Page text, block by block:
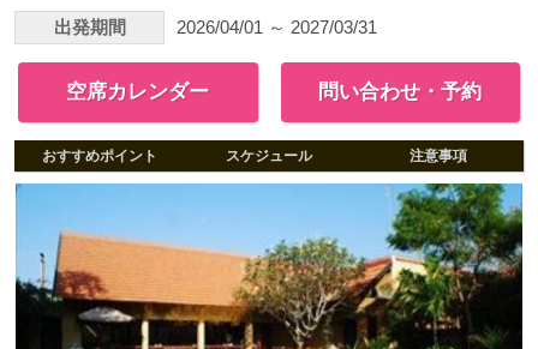
出発期間 2026/04/01 ～ 2027/03/31
空席カレンダー 問い合わせ・予約
おすすめポイント スケジュール 注意事項